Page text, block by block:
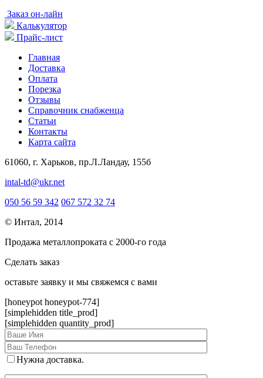
Заказ он-лайн
Калькулятор
Прайс-лист
Главная
Доставка
Оплата
Порезка
Отзывы
Справочник снабженца
Статьи
Контакты
Карта сайта
61060, г. Харьков, пр.Л.Ландау, 155б
intal-td@ukr.net
050 56 59 342 067 572 32 74
© Интал, 2014
Продажа металлопроката с 2000-го года
Сделать заказ
оcтавьте заявку и мы свяжемся с вами
[honeypot honeypot-774]
[simplehidden title_prod]
[simplehidden quantity_prod]
Нужна доставка.